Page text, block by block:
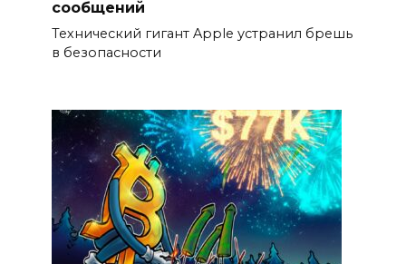
сообщений
Технический гигант Apple устранил брешь
в безопасности